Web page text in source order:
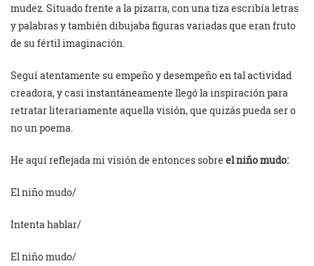
mudez. Situado frente a la pizarra, con una tiza escribía letras
y palabras y también dibujaba figuras variadas que eran fruto
de su fértil imaginación.
Seguí atentamente su empeño y desempeño en tal actividad
creadora, y casi instantáneamente llegó la inspiración para
retratar literariamente aquella visión, que quizás pueda ser o
no un poema.
He aquí reflejada mi visión de entonces sobre el niño mudo:
El niño mudo/
Intenta hablar/
El niño mudo/